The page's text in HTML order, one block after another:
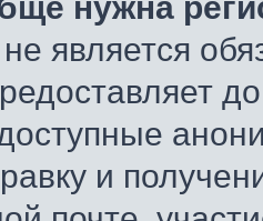
не является
и